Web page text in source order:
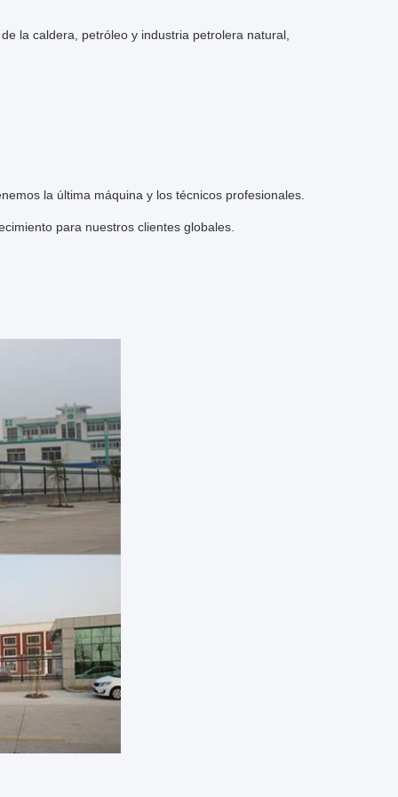
la caldera, petróleo y industria petrolera natural,
la última máquina y los técnicos profesionales.
para nuestros clientes globales.